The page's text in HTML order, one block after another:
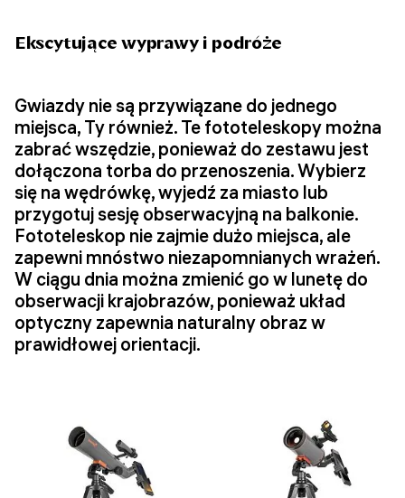
Ekscytujące wyprawy i podróże
Gwiazdy nie są przywiązane do jednego
miejsca, Ty również. Te fototeleskopy można
zabrać wszędzie, ponieważ do zestawu jest
dołączona torba do przenoszenia. Wybierz
się na wędrówkę, wyjedź za miasto lub
przygotuj sesję obserwacyjną na balkonie.
Fototeleskop nie zajmie dużo miejsca, ale
zapewni mnóstwo niezapomnianych wrażeń.
W ciągu dnia można zmienić go w lunetę do
obserwacji krajobrazów, ponieważ układ
optyczny zapewnia naturalny obraz w
prawidłowej orientacji.